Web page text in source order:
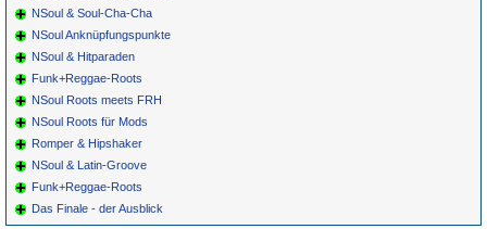
NSoul & Soul-Cha-Cha
NSoul Anknüpfungspunkte
NSoul & Hitparaden
Funk+Reggae-Roots
NSoul Roots meets FRH
NSoul Roots für Mods
Romper & Hipshaker
NSoul & Latin-Groove
Funk+Reggae-Roots
Das Finale - der Ausblick